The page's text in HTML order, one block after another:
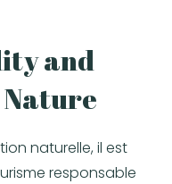
and
naturelle, il est
responsable